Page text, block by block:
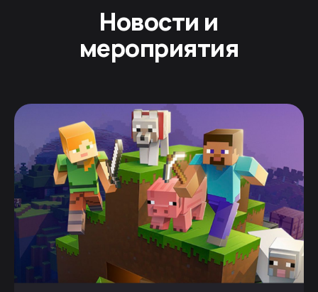
Новости и
мероприятия